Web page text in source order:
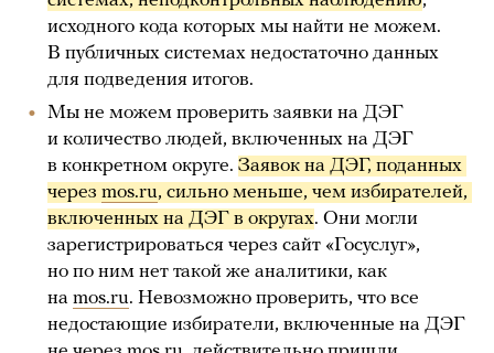
исходного кода которых мы найти не можем.
В публичных системах недостаточно данных
для подведения итогов.
Мы не можем проверить заявки на ДЭГ
и количество людей, включенных на ДЭГ
в конкретном округе. Заявок на ДЭГ, поданных
через mos.ru, сильно меньше, чем избирателей,
включенных на ДЭГ в округах. Они могли
зарегистрироваться через сайт «Госуслуг»,
но по ним нет такой же аналитики, как
на mos.ru. Невозможно проверить, что все
недостающие избиратели, включенные на ДЭГ